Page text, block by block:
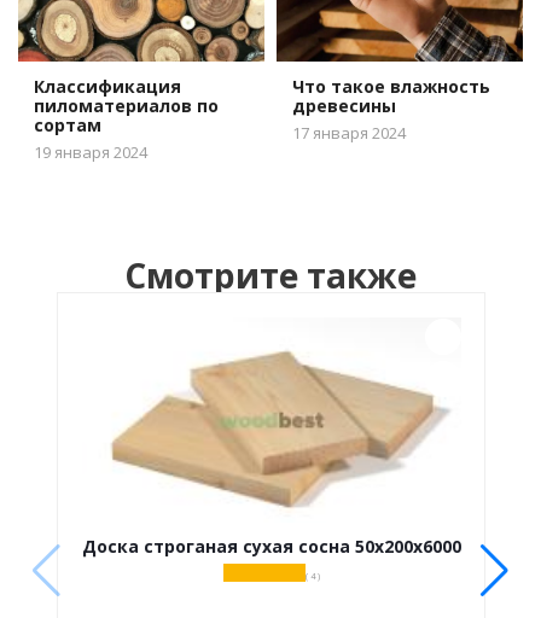
Классификация
пиломатериалов по
сортам
19 января 2024
Что такое влажность
древесины
17 января 2024
Смотрите также
Доска строганая сухая сосна 50х200х6000
( 4 )